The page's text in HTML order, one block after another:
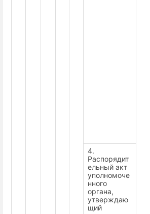
4.
Распорядит
ельный акт
уполномоче
нного
органа,
утверждаю
щий